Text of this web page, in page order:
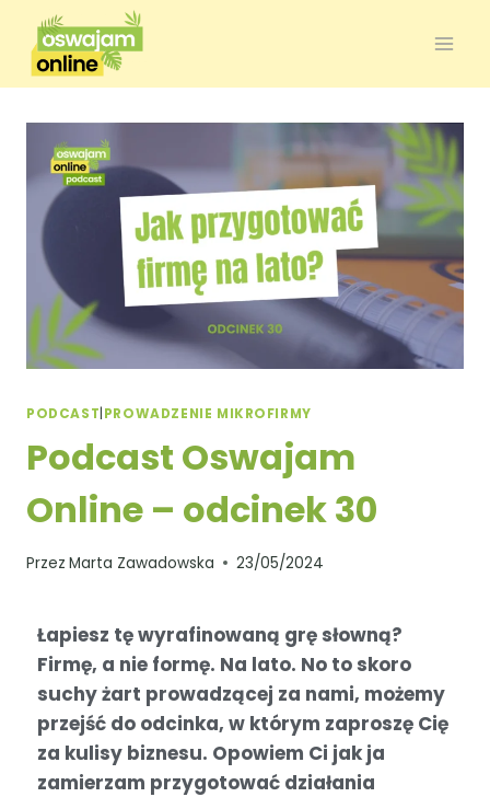
PODCAST PROWADZENIE MIKROFIRMY
Podcast Oswajam
Online – odcinek 30
Przez Marta Zawadowska 23/05/2024
Łapiesz tę wyrafinowaną grę słowną?
Firmę, a nie formę. Na lato. No to skoro
suchy żart prowadzącej za nami, możemy
przejść do odcinka, w którym zaproszę Cię
za kulisy biznesu. Opowiem Ci jak ja
zamierzam przygotować działania